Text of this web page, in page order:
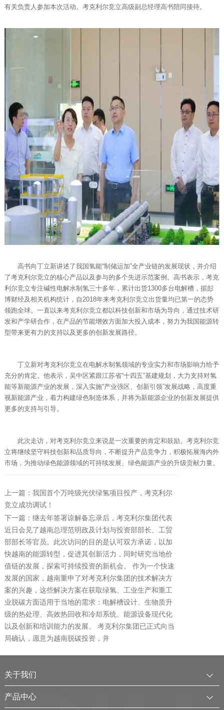
有关负责人参加本次活动。考克利尔竞立高级副总经理高书陪同接待。
高书向丁立新讲述了我国氢能“制储运加”全产业链的发展现状，并介绍
了考克利尔竞立的核心产品以及参与的多个先进示范案例。高书表示，考克
利尔竞立专注碱性电解水制氢三十多年，累计出货1300多台电解槽，据彭
博财经及相关机构统计，自2018年来考克利尔竞立出货量均已第一的态势
领跑全球。一直以来考克利尔竞立都以科技创新和市场为导向，通过技术研
发和产学研合作，在产品的节能增效方面加大投入成本，努力为我国能源转
型带来更有力的支持以及更多的创新发展路径。
丁立新对考克利尔竞立在电解水制氢领域的专业实力和市场影响力给予
充分的肯定。他表示，吴中区紧跟江苏省“十四五”基建规划，大力支持对氢
能等新能源产业的发展，深入实施“产业强区、创新引领”发展战略，高度重
视新能源产业，着力构建绿色制造体系，并将为新能源企业的创新发展提供
更多的支持与引导。
此次走访，对考克利尔竞立来说是一次重要的肯定和鼓励。考克利尔竞
立将继续坚守科技创新和品质导向，不断提升产品竞争力，积极拓展海内外
市场，为推动绿色能源领域的可持续发展、绿色能源产业的升级贡献力量。
上一篇：我国首个万吨级光伏绿氢项目投产，考克利尔
竞立成功调试！
下一篇：继去年签署谅解备忘录后，考克利尔集团代表
近日会见了越南总理范明政及计划与投资部部长、工贸
部部长等官员。此次访问的目的是认可双方承诺，以加
快越南的能源转型，促进其创新活力，同时研究当地价
值链的发展，探索可持续投资的新机会。 作为一个快速
发展的国家，越南重申了对考克利尔集团的技术解决方
案的兴趣，这些解决方案在获取绿氢、工业生产和重工
业脱碳方面适用于当地的需求：电解槽设计、生物质升
级的热处理、高效热回收和冷却系统、能源设备现代化
以及创新和培训能力的发展。 考克利尔集团已正式向当
局确认，愿意为越南脱碳投资，并
关于我们
公司简介
产品中心